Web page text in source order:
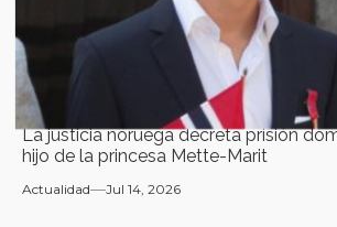
La justicia noruega decreta prisión
hijo de la princesa Mette-Marit
Actualidad Jul 14, 2026